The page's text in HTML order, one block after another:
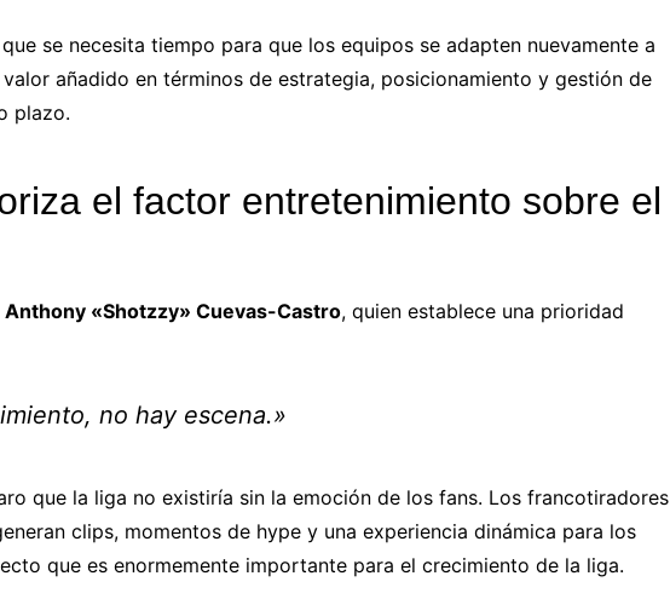
se necesita tiempo para que los equipos se adapten nuevamente a
añadido en términos de estrategia, posicionamiento y gestión de
plazo.
el factor entretenimiento sobre el
Anthony «Shotzzy» Cuevas-Castro, quien establece una prioridad
no hay escena.»
que la liga no existiría sin la emoción de los fans. Los francotiradores
clips, momentos de hype y una experiencia dinámica para los
que es enormemente importante para el crecimiento de la liga.